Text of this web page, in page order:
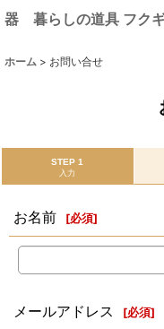
器 暮らしの道具 フク
ホーム > お問い合せ
STEP 1
入力
お名前 [必須]
メールアドレス [必須]